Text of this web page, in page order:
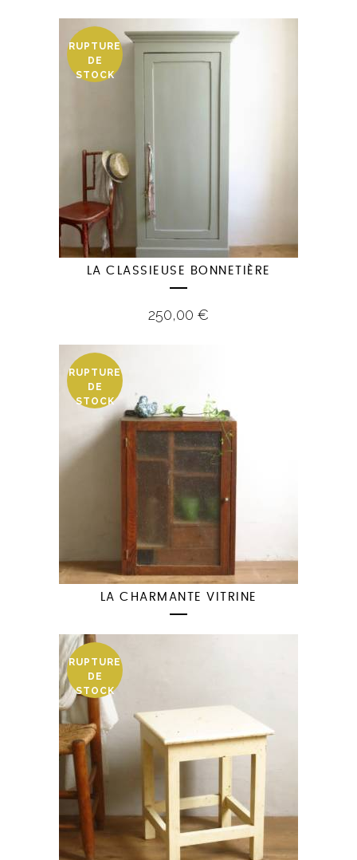
RUPTURE
DE
STOCK
LA CLASSIEUSE BONNETIÈRE
250,00 €
RUPTURE
DE
STOCK
LA CHARMANTE VITRINE
RUPTURE
DE
STOCK